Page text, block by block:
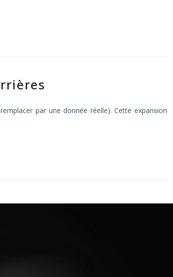
par une donnée réelle). Cette expansion